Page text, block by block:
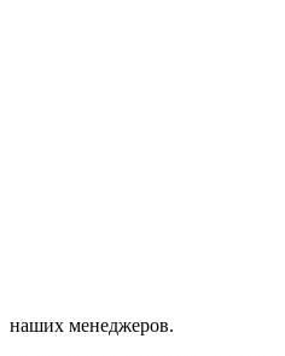
наших менеджеров.